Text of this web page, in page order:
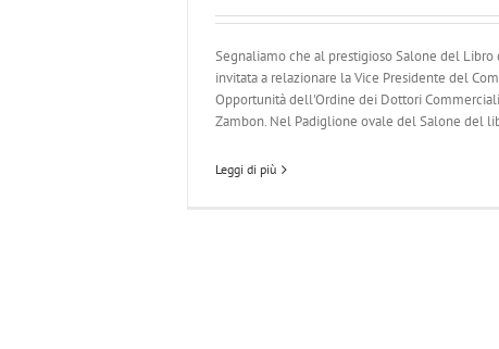
Segnaliamo che al prestigioso Salone del Libro
invitata a relazionare la Vice Presidente del
Opportunità dell'Ordine dei Dottori
Zambon. Nel Padiglione ovale del Salone del
Leggi di più